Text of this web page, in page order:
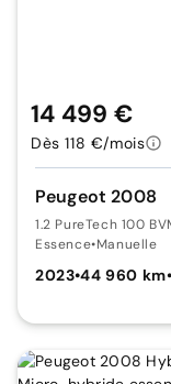
Peugeot 2008
1.2 PureTech 100
Essence•Manuelle
2023•44 960 km
14 499 €
Dès 118 €/mois